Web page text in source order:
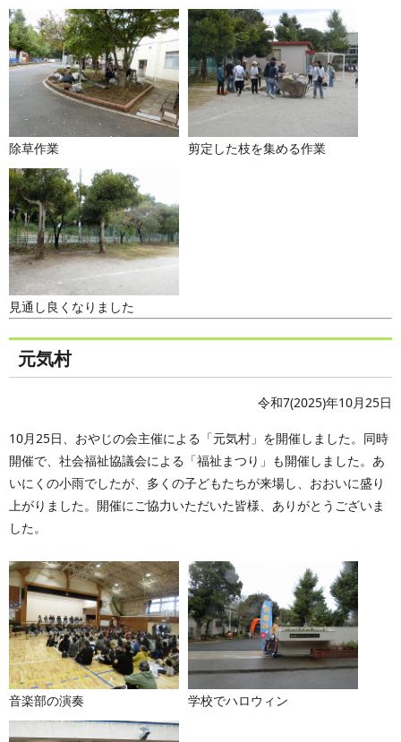
除草作業 剪定した枝を集める作業
見通し良くなりました
元気村
令和7(2025)年10月25日
10月25日、おやじの会主催による「元気村」を開催しました。同時
開催で、社会福祉協議会による「福祉まつり」も開催しました。あ
いにくの小雨でしたが、多くの子どもたちが来場し、おおいに盛り
上がりました。開催にご協力いただいた皆様、ありがとうございま
した。
音楽部の演奏 学校でハロウィン